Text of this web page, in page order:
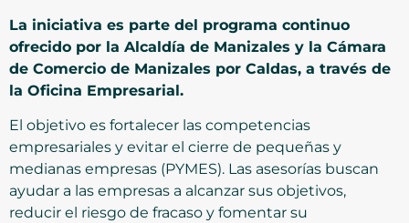
La iniciativa es parte del programa continuo
ofrecido por la Alcaldía de Manizales y la Cámara
de Comercio de Manizales por Caldas, a través de
la Oficina Empresarial.
El objetivo es fortalecer las competencias
empresariales y evitar el cierre de pequeñas y
medianas empresas (PYMES). Las asesorías buscan
ayudar a las empresas a alcanzar sus objetivos,
reducir el riesgo de fracaso y fomentar su